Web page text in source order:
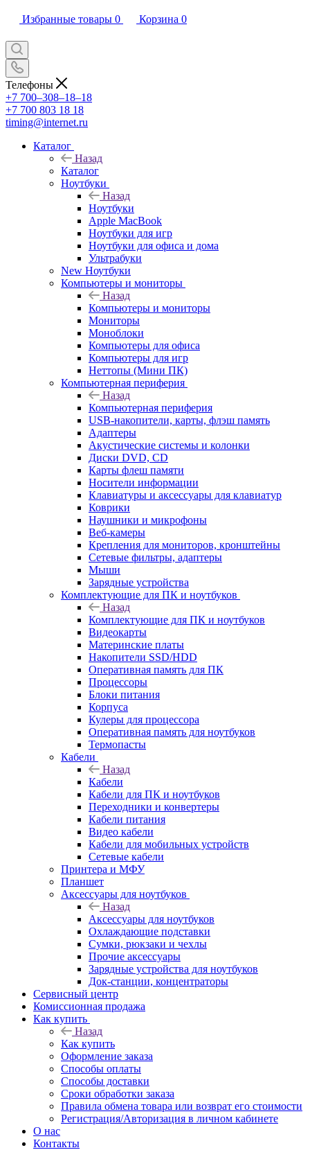
Избранные товары 0 Корзина 0
Телефоны
+7 700‒308‒18‒18
+7 700 803 18 18
timing@internet.ru
Каталог
Назад
Каталог
Ноутбуки
Назад
Ноутбуки
Apple MacBook
Ноутбуки для игр
Ноутбуки для офиса и дома
Ультрабуки
New Ноутбуки
Компьютеры и мониторы
Назад
Компьютеры и мониторы
Мониторы
Моноблоки
Компьютеры для офиса
Компьютеры для игр
Неттопы (Мини ПК)
Компьютерная периферия
Назад
Компьютерная периферия
USB-накопители, карты, флэш память
Адаптеры
Акустические системы и колонки
Диски DVD, CD
Карты флеш памяти
Носители информации
Клавиатуры и аксессуары для клавиатур
Коврики
Наушники и микрофоны
Веб-камеры
Крепления для мониторов, кронштейны
Сетевые фильтры, адаптеры
Мыши
Зарядные устройства
Комплектующие для ПК и ноутбуков
Назад
Комплектующие для ПК и ноутбуков
Видеокарты
Материнские платы
Накопители SSD/HDD
Оперативная память для ПК
Процессоры
Блоки питания
Корпуса
Кулеры для процессора
Оперативная память для ноутбуков
Термопасты
Кабели
Назад
Кабели
Кабели для ПК и ноутбуков
Переходники и конвертеры
Кабели питания
Видео кабели
Кабели для мобильных устройств
Сетевые кабели
Принтера и МФУ
Планшет
Аксессуары для ноутбуков
Назад
Аксессуары для ноутбуков
Охлаждающие подставки
Сумки, рюкзаки и чехлы
Прочие аксессуары
Зарядные устройства для ноутбуков
Док-станции, концентраторы
Сервисный центр
Комиссионная продажа
Как купить
Назад
Как купить
Оформление заказа
Способы оплаты
Способы доставки
Сроки обработки заказа
Правила обмена товара или возврат его стоимости
Регистрация/Авторизация в личном кабинете
О нас
Контакты